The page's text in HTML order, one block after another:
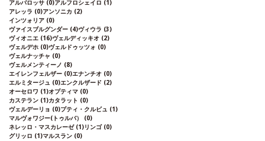
アルバロッサ (0)アルフロシェイロ (1)
アレッラ (0)アンソニカ (2)
インツォリア (0)
ヴァイスブルグンダー (4)ヴィウラ (3)
ヴィオニエ (16)ヴェルディッキオ (2)
ヴェルデホ (0)ヴェルドゥッツォ (0)
ヴェルナッチャ (0)
ヴェルメンティーノ (8)
エイレンフェルザー (0)エナンチオ (0)
エルミタージュ (0)エンクルザード (2)
オーセロワ (1)オプティマ (0)
カステラン (1)カタラット (0)
ヴェルデーリョ (0)プティ・クルビュ (1)
マルヴォワジー(トゥルバ） (0)
ネレッロ・マスカレーゼ (1)リンゴ (0)
グリッロ (1)マルスラン (0)